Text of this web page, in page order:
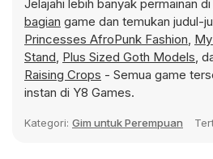
Jelajahi lebih banyak permainan di
bagian game dan temukan judul-
Princesses AfroPunk Fashion,
Stand, Plus Sized Goth Models,
Raising Crops - Semua game
instan di Y8 Games.
Kategori: Gim untuk Perempuan